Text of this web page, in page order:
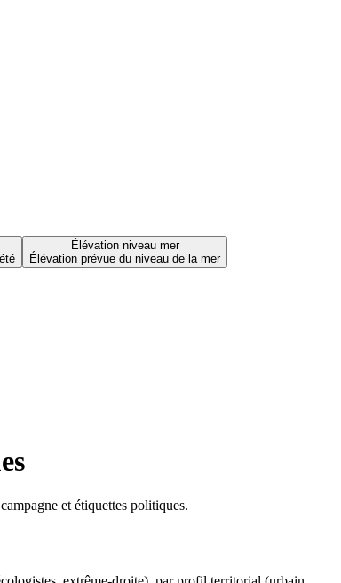
Élévation niveau mer
Élévation prévue du niveau de la mer
et étiquettes politiques.